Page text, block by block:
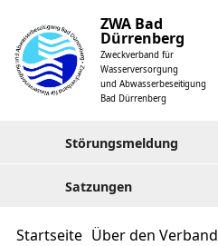
ZWA Bad
Dürrenberg
Zweckverband für
Wasserversorgung
und Abwasserbeseitigung
Bad Dürrenberg
Störungsmeldung
Satzungen
Startseite Über den Verband